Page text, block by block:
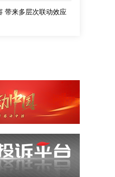
带来多层次联动效应